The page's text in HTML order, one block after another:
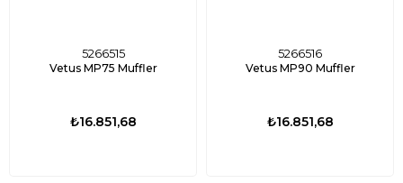
5266515
Vetus MP75 Muffler
₺16.851,68
5266516
Vetus MP90 Muffler
₺16.851,68